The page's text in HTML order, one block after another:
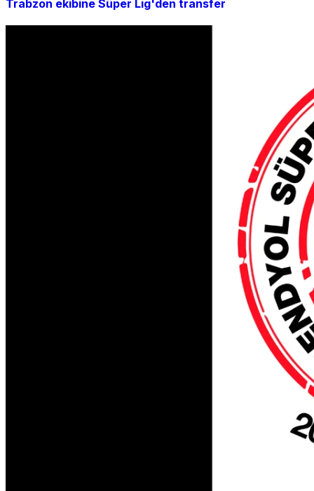
Trabzon ekibine Süper Lig'den transfer